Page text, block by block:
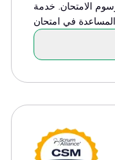
الامتحان. خدمة